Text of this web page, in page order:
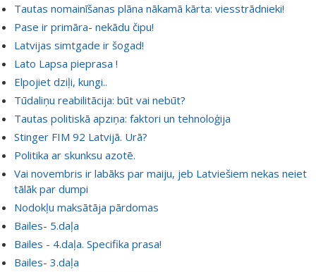
Tautas nomainīšanas plāna nākamā kārta: viesstrādnieki!
Pase ir primāra- nekādu čipu!
Latvijas simtgade ir šogad!
Lato Lapsa pieprasa !
Elpojiet dziļi, kungi..
Tūdaliņu reabilitācija: būt vai nebūt?
Tautas politiskā apziņa: faktori un tehnoloģija
Stinger FIM 92 Latvijā. Urā?
Politika ar skunksu azotē.
Vai novembris ir labāks par maiju, jeb Latviešiem nekas neiet
tālāk par dumpi
Nodokļu maksātāja pārdomas
Bailes- 5.daļa
Bailes - 4.daļa. Specifika prasa!
Bailes- 3.daļa